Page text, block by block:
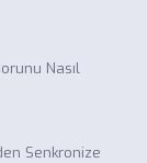
Nasıl
Senkronize